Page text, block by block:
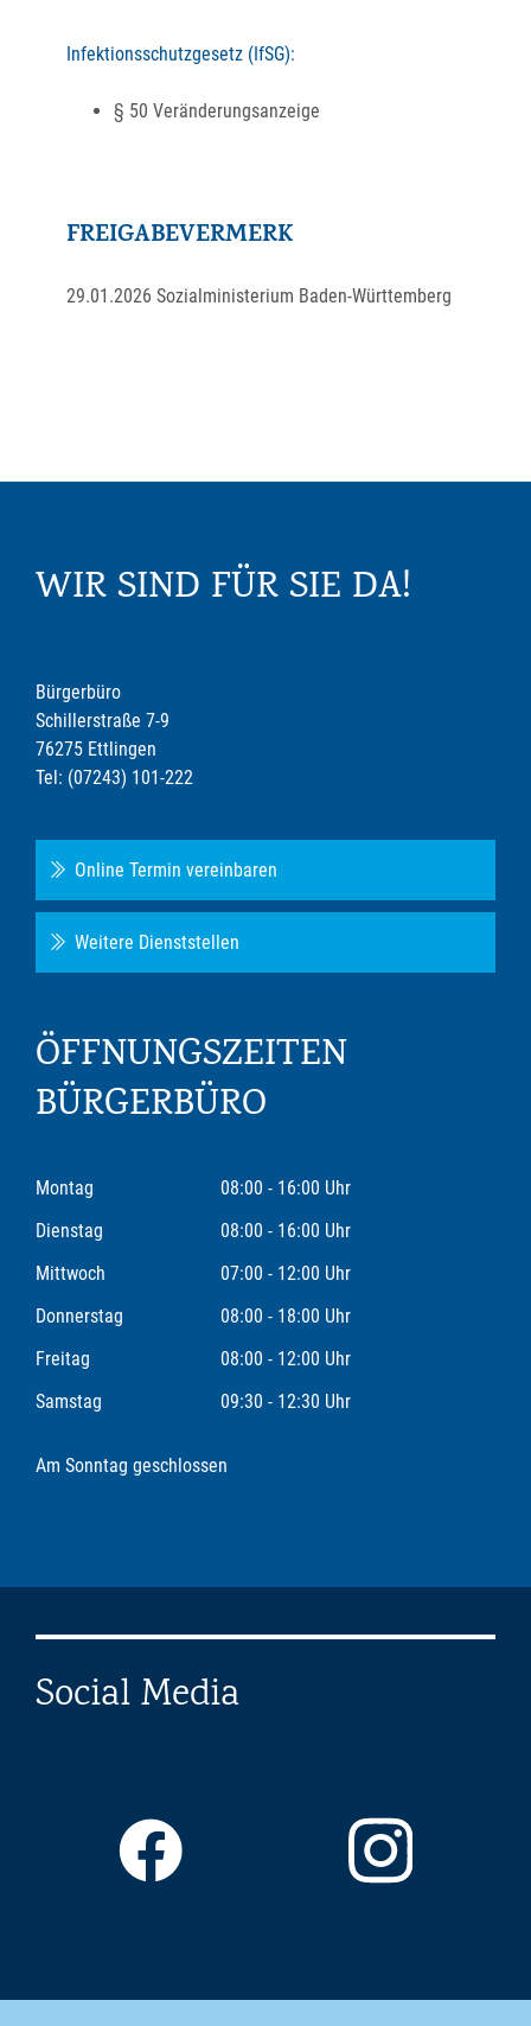
Infektionsschutzgesetz (IfSG):
§ 50 Veränderungsanzeige
FREIGABEVERMERK
29.01.2026 Sozialministerium Baden-Württemberg
WIR SIND FÜR SIE DA!
Bürgerbüro
Schillerstraße 7-9
76275 Ettlingen
Tel: (07243) 101-222
Online Termin vereinbaren
Weitere Dienststellen
ÖFFNUNGSZEITEN
BÜRGERBÜRO
Montag
08:00 - 16:00 Uhr
Dienstag
08:00 - 16:00 Uhr
Mittwoch
07:00 - 12:00 Uhr
Donnerstag
08:00 - 18:00 Uhr
Freitag
08:00 - 12:00 Uhr
Samstag
09:30 - 12:30 Uhr
Am Sonntag geschlossen
Social Media